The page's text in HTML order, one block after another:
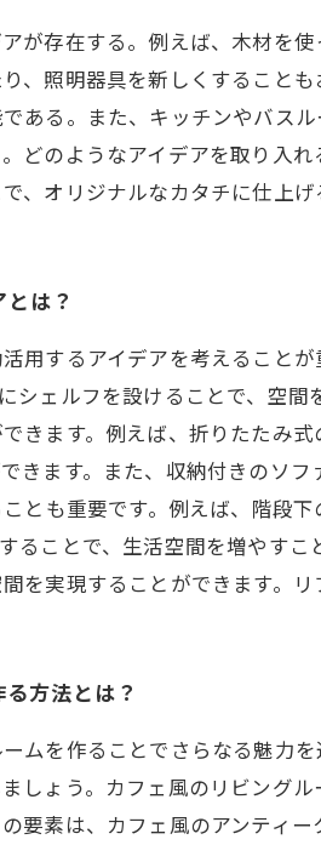
が存在する。例えば、木材を
、照明器具を新しくすること
ある。また、キッチンやバス
どのようなアイデアを取り入
、オリジナルなカタチに仕上げ
は？
用するアイデアを考えること
シェルフを設けることで、空
きます。例えば、折りたたみ
きます。また、収納付きのソ
とも重要です。例えば、階段
ことで、生活空間を増やすこ
を実現することができます。
方法とは？
ムを作ることでさらなる魅力
しょう。カフェ風のリビング
要素は、カフェ風のアンティ